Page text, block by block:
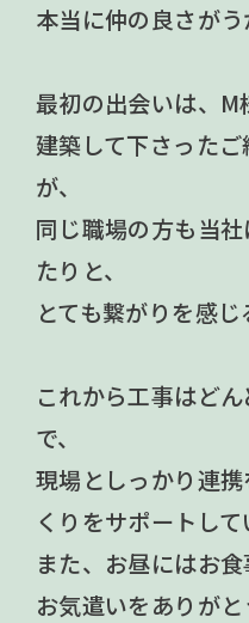
本当に仲の良さがう
最初の出会いは、
建築して下さった
が、
同じ職場の方も当
たりと、
とても繋がりを感じ
これから工事はど
で、
現場としっかり連
くりをサポートし
また、お昼にはお食
お気遣いをありがと